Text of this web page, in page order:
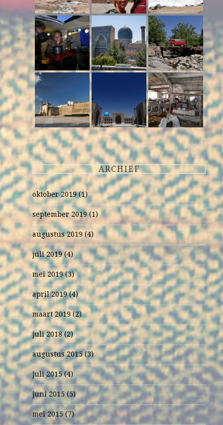
ARCHIEF
oktober 2019(1)
september 2019(1)
augustus 2019 (4)
juli 2019(4)
mei 2019(3)
april 2019(4)
maart 2019(2)
juli 2018(2)
augustus 2015(3)
juli 2015(4)
juni 2015 (5)
mei 2015(7)